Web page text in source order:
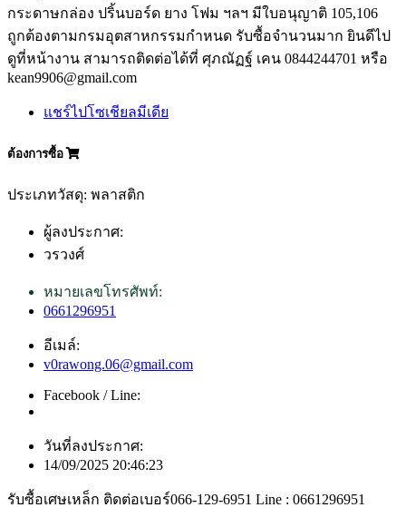
กระดาษกล่อง ปริ้นบอร์ด ยาง โฟม ฯลฯ มีใบอนุญาติ 105,106
ถูกต้องตามกรมอุตสาหกรรมกำหนด รับซื้อจำนวนมาก ยินดีไป
ดูที่หน้างาน สามารถติดต่อได้ที่ ศุภณัฏฐ์ เคน 0844244701 หรือ
kean9906@gmail.com
แชร์ไปโซเชียลมีเดีย
ต้องการซื้อ
ประเภทวัสดุ: พลาสติก
ผู้ลงประกาศ:
วรวงศ์
หมายเลขโทรศัพท์:
0661296951
อีเมล์:
v0rawong.06@gmail.com
Facebook / Line:
วันที่ลงประกาศ:
14/09/2025 20:46:23
รับซื้อเศษเหล็ก ติดต่อเบอร์066-129-6951 Line : 0661296951